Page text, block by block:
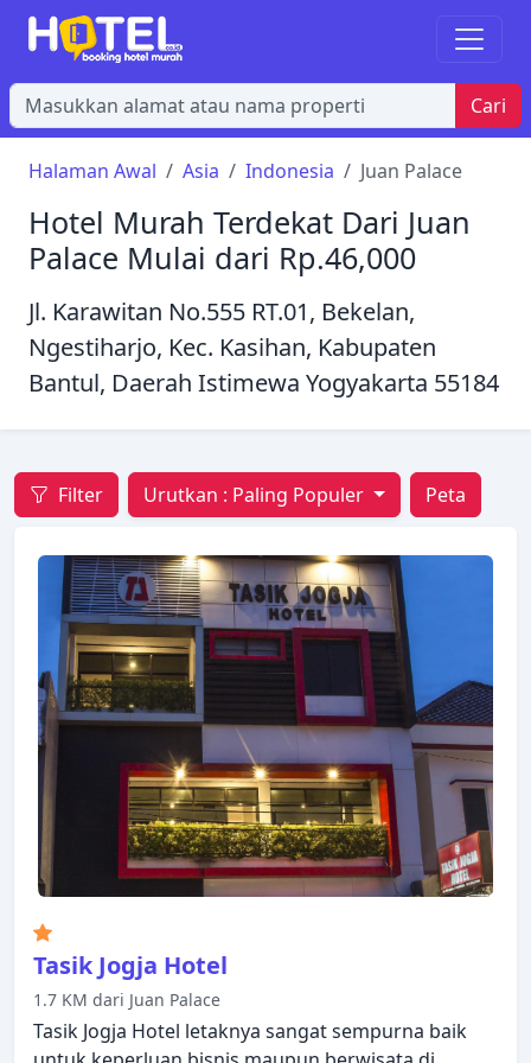
Cari
Halaman Awal Asia Indonesia Juan Palace
Hotel Murah Terdekat Dari Juan
Palace Mulai dari Rp.46,000
Jl. Karawitan No.555 RT.01, Bekelan,
Ngestiharjo, Kec. Kasihan, Kabupaten
Bantul, Daerah Istimewa Yogyakarta 55184
Filter Urutkan : Paling Populer Peta
Tasik Jogja Hotel
1.7 KM dari Juan Palace
Tasik Jogja Hotel letaknya sangat sempurna baik